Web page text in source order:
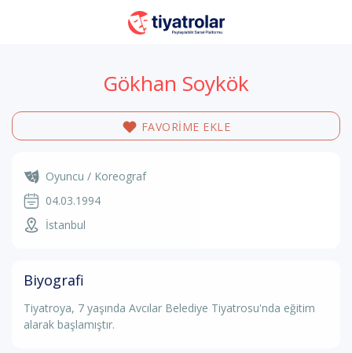
Gökhan Soykök
FAVORİME EKLE
Oyuncu / Koreograf
04.03.1994
İstanbul
Biyografi
Tiyatroya, 7 yaşında Avcılar Belediye Tiyatrosu'nda eğitim
alarak başlamıştır.